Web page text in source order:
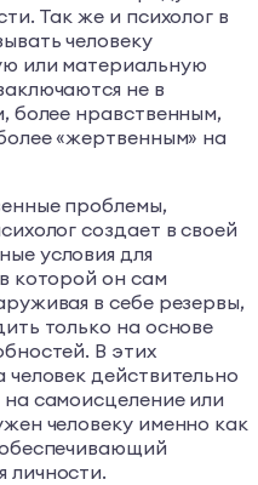
Так же и психолог в
человеку
или материальную
не в
более нравственным,
«жертвенным» на
проблемы,
создает в своей
условия для
которой он сам
в себе резервы,
только на основе
В этих
действительно
самоисцеление или
человеку именно как
личности.